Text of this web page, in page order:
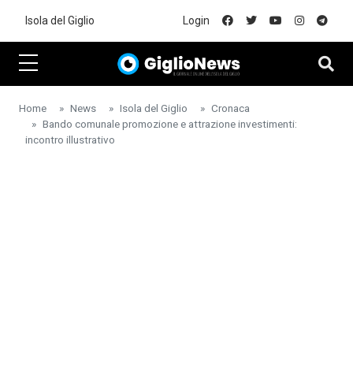
Isola del Giglio Login
Home News Isola del Giglio
Cronaca
Bando comunale promozione e attrazione investimenti:
incontro illustrativo